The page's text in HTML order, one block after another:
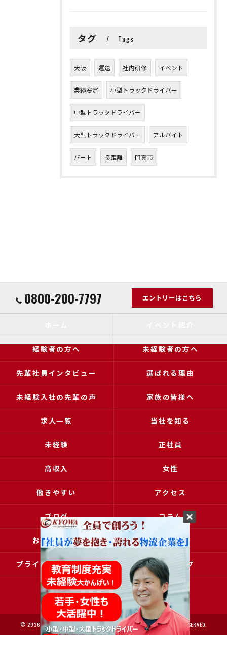
タグ Tags
大阪 運送 社内研修 イベント
業績安定 小型トラックドライバー
中型トラックドライバー
大型トラックドライバー アルバイト
パート 長距離 門真市
0800-200-7797 エントリーはこちら
経験者の方へ 未経験者の方へ
先輩社員インタビュー 選ばれる理由
未経験入社の先輩の声 家族の皆様へ
求人一覧 当社を知る
未経験 正社員
高収入 女性
働きやすい アクセス
ブログ コラム
お問い合わせ 採用申込
プライバシーポリシー サイトマップ
© 2026 大阪で運送の求人なら協和運送株式会社 ALL RIGHTS RESERVED.